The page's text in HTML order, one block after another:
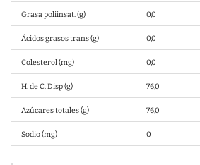
Grasa poliinsat. (g) 0,0
Ácidos grasos trans (g) 0,0
Colesterol (mg) 0,0
H. de C. Disp (g) 76,0
Azúcares totales (g) 76,0
Sodio (mg) 0